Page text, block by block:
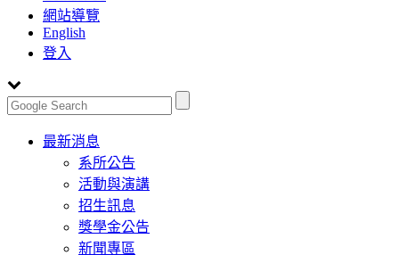
網站導覽
English
登入
Toggle
navigation
最新消息
系所公告
活動與演講
招生訊息
獎學金公告
新聞專區